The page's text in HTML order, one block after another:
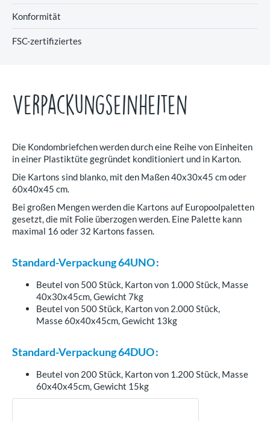
Konformität
FSC-zertifiziertes
Verpackungseinheiten
Die Kondombriefchen werden durch eine Reihe von Einheiten
in einer Plastiktüte gegründet konditioniert und in Karton.
Die Kartons sind blanko, mit den Maßen 40x30x45 cm oder
60x40x45 cm.
Bei großen Mengen werden die Kartons auf Europoolpaletten
gesetzt, die mit Folie überzogen werden. Eine Palette kann
maximal 16 oder 32 Kartons fassen.
Standard-Verpackung 64UNO :
Beutel von 500 Stück, Karton von 1.000Stück, Masse
40x30x45cm, Gewicht 7kg
Beutel von 500Stück, Karton von 2.000Stück,
Masse60x40x45cm, Gewicht 13kg
Standard-Verpackung 64DUO :
Beutel von 200Stück, Karton von 1.200Stück, Masse
60x40x45cm, Gewicht 15kg